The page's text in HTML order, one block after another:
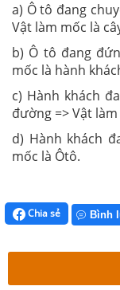
a) Ô tô đang
Vật làm mốc là
b) Ô tô đang
mốc là hành
c) Hành khách
đường => Vật
d) Hành khách
mốc là Ôtô.
Chia sẻ Bình